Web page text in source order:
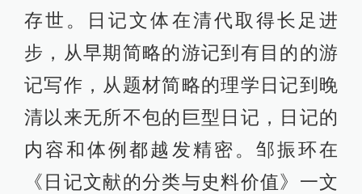
存世。日记文体在清代取得长足进
步，从早期简略的游记到有目的的游
记写作，从题材简略的理学日记到晚
清以来无所不包的巨型日记，日记的
内容和体例都越发精密。邹振环在
《日记文献的分类与史料价值》一文